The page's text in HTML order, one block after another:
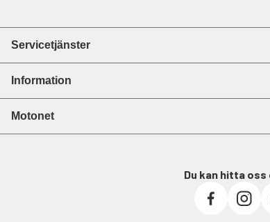
Servicetjänster
Information
Motonet
Du kan hitta